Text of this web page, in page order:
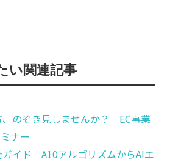
い関連記事
のぞき見しませんか？｜EC事業
ナー
イド｜A10アルゴリズムからAIエ